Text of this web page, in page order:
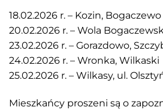
18.02.2026 r. – Kozin, Bogaczewo
20.02.2026 r. – Wola
23.02.2026 r. – Gorazdowo,
24.02.2026 r. – Wronka, Wilkaski
25.02.2026 r. – Wilkasy, ul.
Mieszkańcy proszeni są o